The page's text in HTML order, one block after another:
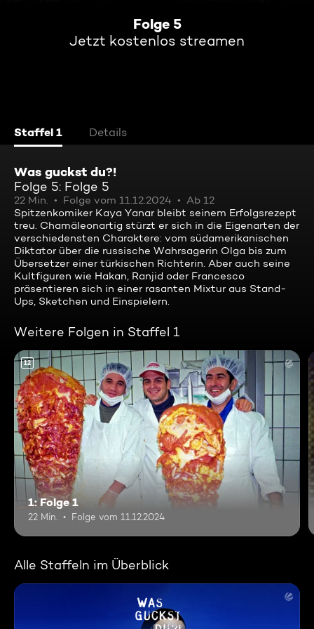
Folge 5
Jetzt kostenlos streamen
Staffel 1 Details
Was guckst du?!
Folge 5: Folge 5
22 Min. Folge vom 11.12.2024
Ab 12
Spitzenkomiker Kaya Yanar bleibt seinem Erfolgsrezept
treu. Chamäleonartig stürzt er sich in die Eigenarten der
verschiedensten Charaktere: vom südamerikanischen
Diktator über die russische Wahrsagerin Olga bis zum
Übersetzer einer türkischen Richterin. Aber auch seine
Kultfiguren wie Hakan, Ranjid oder Francesco
präsentieren sich in einer rasanten Mixtur aus Stand-
Ups, Sketchen und Einspielern.
Weitere Folgen in Staffel 1
12
1: Folge 1
22 Min. Folge vom 11.12.2024
Alle Staffeln im Überblick